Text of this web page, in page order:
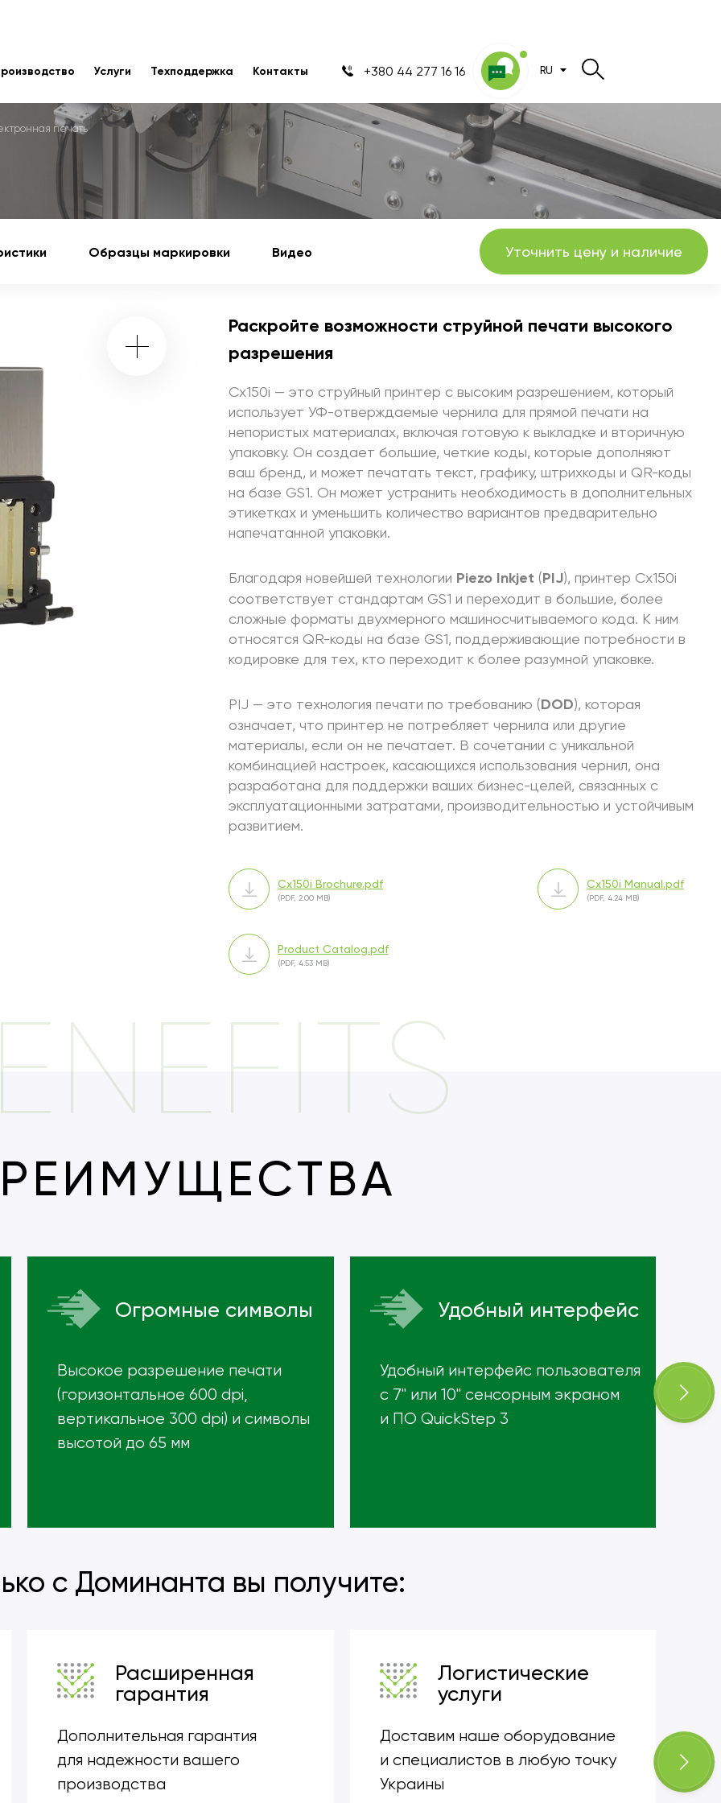
Услуги Техподдержка Контакты +380 44 277 16 16 RU
печать
Образцы маркировки Видео Уточнить цену и наличие
Раскройте возможности струйной печати высокого
разрешения
Cx150i — это струйный принтер с высоким разрешением, который
использует УФ-отверждаемые чернила для прямой печати на
непористых материалах, включая готовую к выкладке и вторичную
упаковку. Он создает большие, четкие коды, которые дополняют
ваш бренд, и может печатать текст, графику, штрихкоды и QR-коды
на базе GS1. Он может устранить необходимость в дополнительных
этикетках и уменьшить количество вариантов предварительно
напечатанной упаковки.
Благодаря новейшей технологии Piezo Inkjet (PIJ), принтер Cx150i
соответствует стандартам GS1 и переходит в большие, более
сложные форматы двухмерного машиносчитываемого кода. К ним
относятся QR-коды на базе GS1, поддерживающие потребности в
кодировке для тех, кто переходит к более разумной упаковке.
PIJ — это технология печати по требованию (DOD), которая
означает, что принтер не потребляет чернила или другие
материалы, если он не печатает. В сочетании с уникальной
комбинацией настроек, касающихся использования чернил, она
разработана для поддержки ваших бизнес-целей, связанных с
эксплуатационными затратами, производительностью и устойчивым
развитием.
Cx150i Brochure.pdf
(PDF, 2.00 MB)
Cx150i Manual.pdf
(PDF, 4.24 MB)
Product Catalog.pdf
(PDF, 4.53 MB)
Огромные символы
Высокое разрешение печати
(горизонтальное 600 dpi,
вертикальное 300 dpi) и символы
высотой до 65 мм
Удобный интерфейс
Удобный интерфейс пользователя
с 7" или 10" сенсорным экраном
и ПО QuickStep 3
с Доминанта вы получите:
Расширенная
гарантия
Дополнительная гарантия
для надежности вашего
производства
Логистические
услуги
Доставим наше оборудование
и специалистов в любую точку
Украины
и